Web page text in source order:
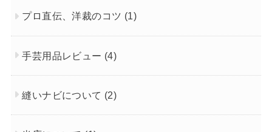
プロ直伝、洋裁のコツ (1)
手芸用品レビュー (4)
縫いナビについて (2)